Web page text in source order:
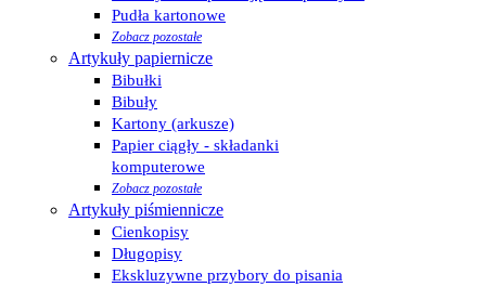
Pudła kartonowe
Zobacz pozostałe
Artykuły papiernicze
Bibułki
Bibuły
Kartony (arkusze)
Papier ciągły - składanki
komputerowe
Zobacz pozostałe
Artykuły piśmiennicze
Cienkopisy
Długopisy
Ekskluzywne przybory do pisania